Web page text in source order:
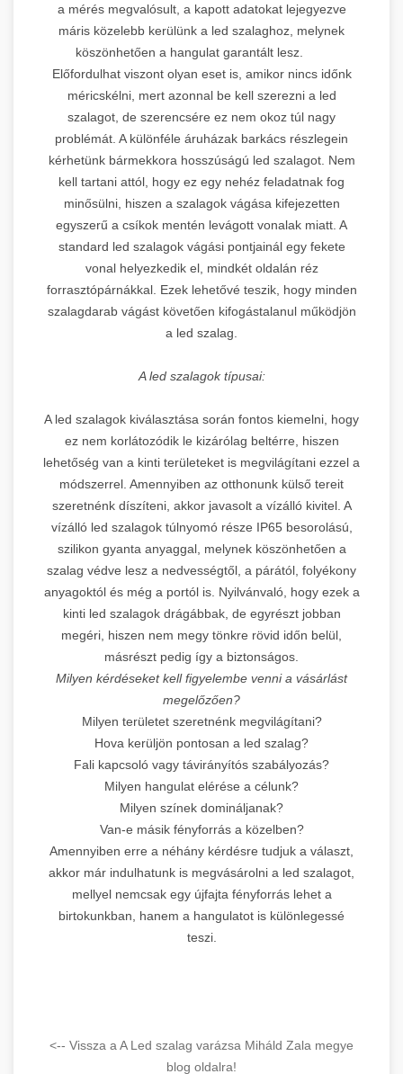
a mérés megvalósult, a kapott adatokat lejegyezve
máris közelebb kerülünk a led szalaghoz, melynek
köszönhetően a hangulat garantált lesz.
Előfordulhat viszont olyan eset is, amikor nincs időnk
méricskélni, mert azonnal be kell szerezni a led
szalagot, de szerencsére ez nem okoz túl nagy
problémát. A különféle áruházak barkács részlegein
kérhetünk bármekkora hosszúságú led szalagot. Nem
kell tartani attól, hogy ez egy nehéz feladatnak fog
minősülni, hiszen a szalagok vágása kifejezetten
egyszerű a csíkok mentén levágott vonalak miatt. A
standard led szalagok vágási pontjainál egy fekete
vonal helyezkedik el, mindkét oldalán réz
forrasztópárnákkal. Ezek lehetővé teszik, hogy minden
szalagdarab vágást követően kifogástalanul működjön
a led szalag.
A led szalagok típusai:
A led szalagok kiválasztása során fontos kiemelni, hogy
ez nem korlátozódik le kizárólag beltérre, hiszen
lehetőség van a kinti területeket is megvilágítani ezzel a
módszerrel. Amennyiben az otthonunk külső tereit
szeretnénk díszíteni, akkor javasolt a vízálló kivitel. A
vízálló led szalagok túlnyomó része IP65 besorolású,
szilikon gyanta anyaggal, melynek köszönhetően a
szalag védve lesz a nedvességtől, a párától, folyékony
anyagoktól és még a portól is. Nyilvánvaló, hogy ezek a
kinti led szalagok drágábbak, de egyrészt jobban
megéri, hiszen nem megy tönkre rövid időn belül,
másrészt pedig így a biztonságos.
Milyen kérdéseket kell figyelembe venni a vásárlást
megelőzően?
Milyen területet szeretnénk megvilágítani?
Hova kerüljön pontosan a led szalag?
Fali kapcsoló vagy távirányítós szabályozás?
Milyen hangulat elérése a célunk?
Milyen színek domináljanak?
Van-e másik fényforrás a közelben?
Amennyiben erre a néhány kérdésre tudjuk a választ,
akkor már indulhatunk is megvásárolni a led szalagot,
mellyel nemcsak egy újfajta fényforrás lehet a
birtokunkban, hanem a hangulatot is különlegessé
teszi.
<-- Vissza a A Led szalag varázsa Miháld Zala megye
blog oldalra!